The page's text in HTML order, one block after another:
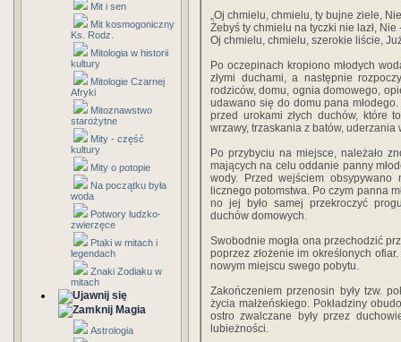
Mit i sen
Mit kosmogoniczny
Ks. Rodz.
Mitologia w historii
kultury
Mitologie Czarnej
Afryki
Mitoznawstwo
starożytne
Mity - część
kultury
Mity o potopie
Na początku była
woda
Potwory ludzko-
zwierzęce
Ptaki w mitach i
legendach
Znaki Zodiaku w
mitach
Magia
Astrologia
„Oj chmielu, chmielu, ty bujne ziele,
Żebyś ty chmielu na tyczki nie lazł,
Oj chmielu, chmielu, szerokie liście,
Po oczepinach kropiono młodych
złymi duchami, a następnie
rodziców, domu, ognia domowego,
udawano się do domu pana
przed urokami złych duchów, które
wrza­wy, trzaskania z batów, uderzania
Po przybyciu na miejsce, należało
mających na ce­lu oddanie panny
wody. Przed wejściem obsy­pywano
licznego potomstwa. Po czym panna
no jej było samej przekroczyć
duchów domowych.
Swobodnie mogła ona przechodzić
po­przez złożenie im określonych
nowym miej­scu swego pobytu.
Zakończeniem przenosin były tzw.
życia małżeńskiego. Pokładziny
ostro zwalczane były przez
lubież­ności.